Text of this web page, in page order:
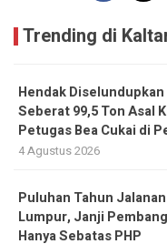
Trending di
Hendak
Seberat 99,5 Ton Asal
Petugas Bea Cukai di
4 Agustus 2026
Puluhan Tahun
Lumpur, Janji
Hanya Sebatas PHP